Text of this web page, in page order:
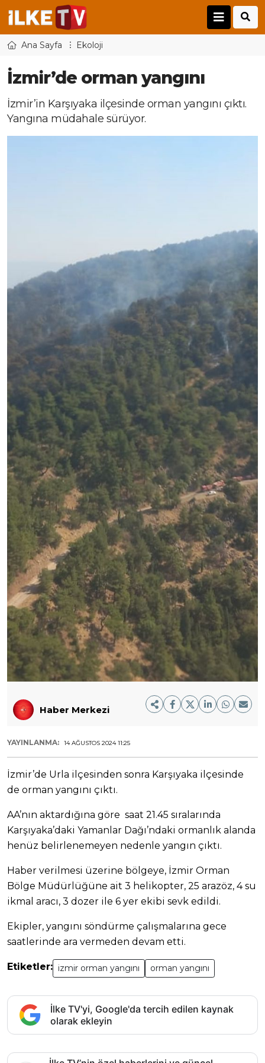
Ana Sayfa Ekoloji
İzmir’de orman yangını
İzmir’in Karşıyaka ilçesinde orman yangını çıktı.
Yangına müdahale sürüyor.
Haber Merkezi
YAYINLANMA: 14 AĞUSTOS 2024 11:25
İzmir’de Urla ilçesinden sonra Karşıyaka ilçesinde
de orman yangını çıktı.
AA’nın aktardığına göre saat 21.45 sıralarında
Karşıyaka’daki Yamanlar Dağı’ndaki ormanlık alanda
henüz belirlenemeyen nedenle yangın çıktı.
Haber verilmesi üzerine bölgeye, İzmir Orman
Bölge Müdürlüğüne ait 3 helikopter, 25 arazöz, 4 su
ikmal aracı, 3 dozer ile 6 yer ekibi sevk edildi.
Ekipler, yangını söndürme çalışmalarına gece
saatlerinde ara vermeden devam etti.
Etiketler: izmir orman yangını orman yangını
İlke TV'yi, Google'da tercih edilen kaynak
olarak ekleyin